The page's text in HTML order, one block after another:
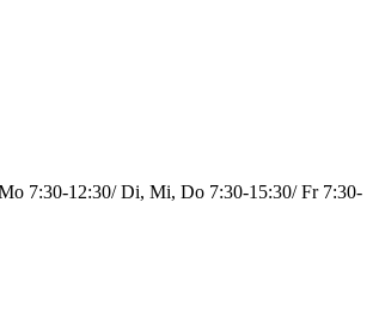
7:30-12:30/ Di, Mi, Do 7:30-15:30/ Fr 7:30-